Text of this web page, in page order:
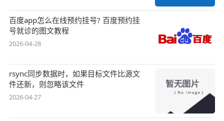
百度app怎么在线预约挂号? 百度预约挂
号就诊的图文教程
2026-04-28
rsync同步数据时，如果目标文件比源文
件还新，则忽略该文件
2026-04-27